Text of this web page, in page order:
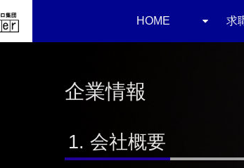
HOME 求
企業情報
会社概要